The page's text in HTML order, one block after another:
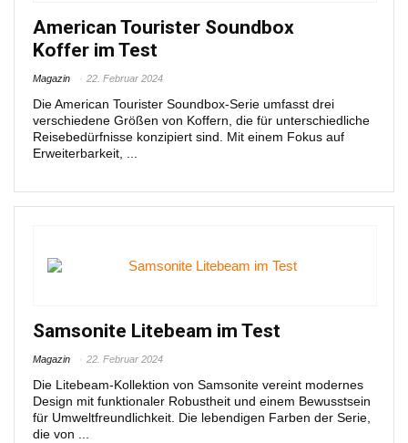
American Tourister Soundbox
Koffer im Test
Magazin 22. Februar 2024
Die American Tourister Soundbox-Serie umfasst drei
verschiedene Größen von Koffern, die für unterschiedliche
Reisebedürfnisse konzipiert sind. Mit einem Fokus auf
Erweiterbarkeit, ...
Samsonite Litebeam im Test
Magazin 22. Februar 2024
Die Litebeam-Kollektion von Samsonite vereint modernes
Design mit funktionaler Robustheit und einem Bewusstsein
für Umweltfreundlichkeit. Die lebendigen Farben der Serie,
die von ...